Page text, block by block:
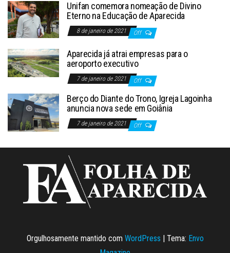
Unifan comemora nomeação de Divino
Eterno na Educação de Aparecida
8 de janeiro de 2021 Off
Aparecida já atrai empresas para o
aeroporto executivo
7 de janeiro de 2021 Off
Berço do Diante do Trono, Igreja Lagoinha
anuncia nova sede em Goiânia
7 de janeiro de 2021 Off
Orgulhosamente mantido com WordPress | Tema: Envo